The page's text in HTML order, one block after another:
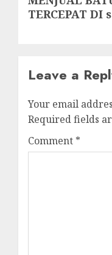
post:
TERCEPAT
Leave a
Your email
Required fields
Comment *